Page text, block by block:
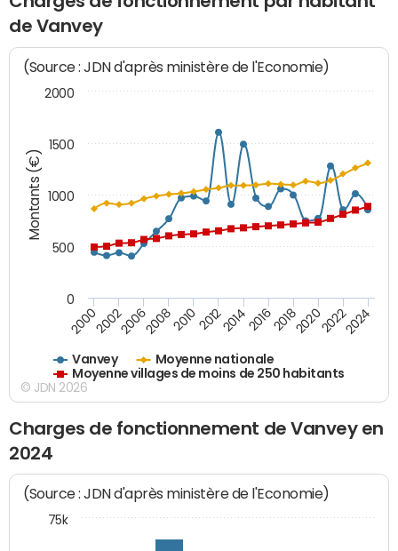
de Vanvey
Montants (€)
(Source : JDN d'après ministère de l'Economie)
Vanvey
Moyenne nationale
Moyenne villages de moins de 250 habitants
200020022006200820102012201420162018202020222024
0
500
1000
1500
2000
© JDN 2026
Charges de fonctionnement de Vanvey en
2024
(Source : JDN d'après ministère de l'Economie)
75k